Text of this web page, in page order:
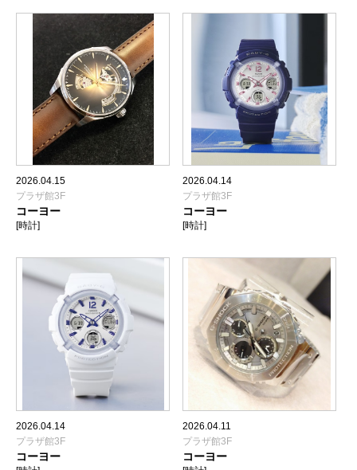
2026.04.15
プラザ館3F
コーヨー
[時計]
2026.04.14
プラザ館3F
コーヨー
[時計]
2026.04.14
プラザ館3F
コーヨー
2026.04.11
プラザ館3F
コーヨー